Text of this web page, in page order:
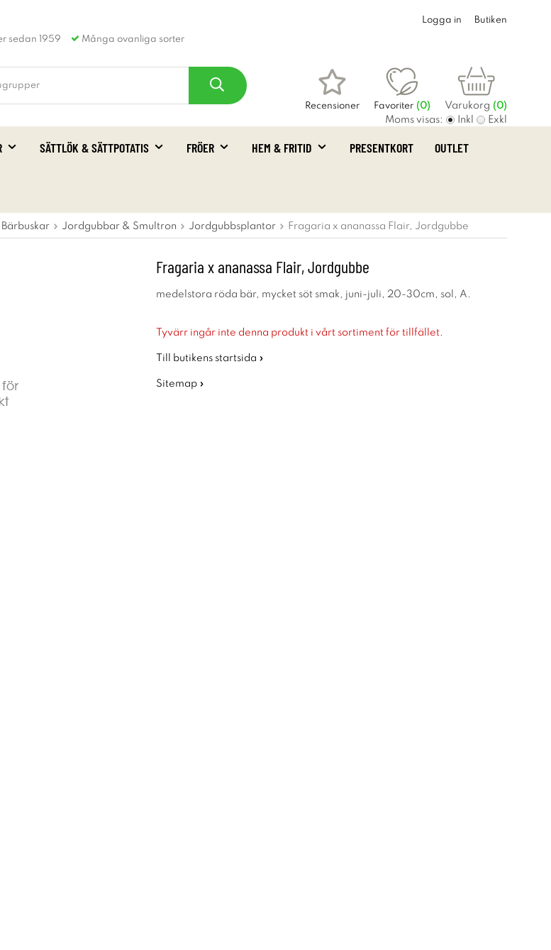
sedan 1959 Många ovanliga sorter
Logga in Butiken
Recensioner Favoriter (0) Varukorg (0)
Moms visas: Inkl Exkl
SÄTTLÖK & SÄTTPOTATIS FRÖER HEM & FRITID PRESENTKORT OUTLET
Bärbuskar Jordgubbar & Smultron Jordgubbsplantor Fragaria x ananassa Flair, Jordgubbe
Fragaria x ananassa Flair, Jordgubbe
medelstora röda bär, mycket söt smak, juni-juli, 20-30cm, sol, A.
Tyvärr ingår inte denna produkt i vårt sortiment för tillfället.
Till butikens startsida »
Sitemap »